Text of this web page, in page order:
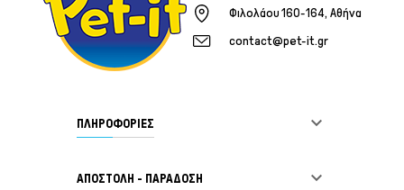
Φιλολάου 160-164, Αθήνα
contact@pet-it.gr
ΠΛΗΡΟΦΟΡΙΕΣ 
ΑΠΟΣΤΟΛΗ - ΠΑΡΑΔΟΣΗ 